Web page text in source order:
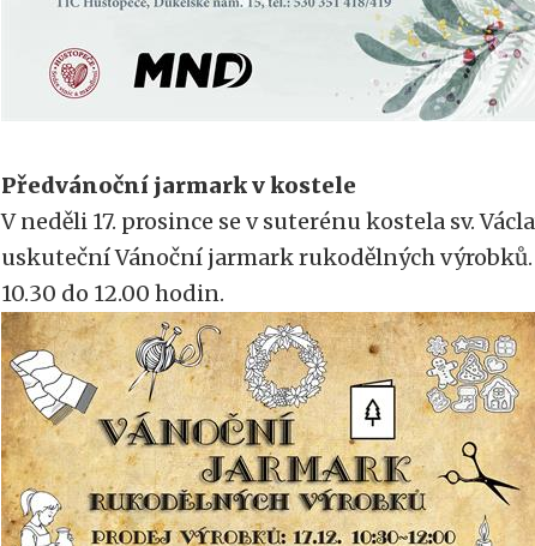
Předvánoční jarmark v kostele
V neděli 17. prosince se v suterénu kostela sv.
uskuteční Vánoční jarmark rukodělných výrobků.
10.30 do 12.00 hodin.